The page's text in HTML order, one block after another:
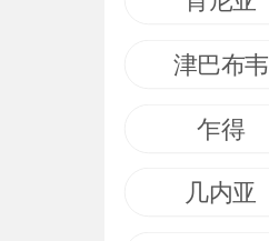
津巴布韦
乍得
几内亚